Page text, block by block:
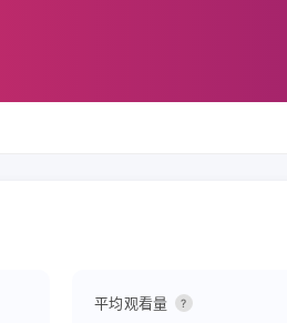
平均观看量 ?